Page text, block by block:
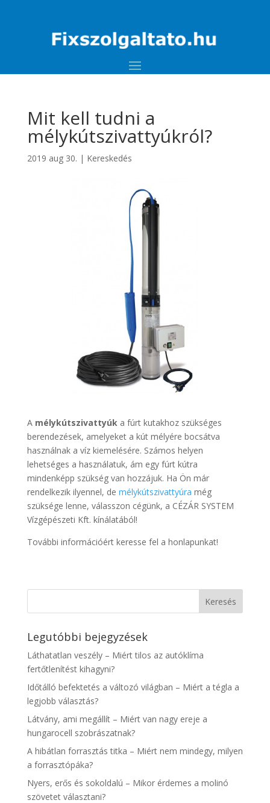
Mit kell tudni a
mélykútszivattyúkról?
2019 aug 30. | Kereskedés
A mélykútszivattyúk a fúrt kutakhoz szükséges
berendezések, amelyeket a kút mélyére bocsátva
használnak a víz kiemelésére. Számos helyen
lehetséges a használatuk, ám egy fúrt kútra
mindenképp szükség van hozzájuk. Ha Ön már
rendelkezik ilyennel, de mélykútszivattyúra még
szüksége lenne, válasszon cégünk, a CÉZÁR SYSTEM
Vízgépészeti Kft. kínálatából!
További információért keresse fel a honlapunkat!
Legutóbbi bejegyzések
Láthatatlan veszély – Miért tilos az autóklíma
fertőtlenítést kihagyni?
Időtálló befektetés a változó világban – Miért a tégla a
legjobb választás?
Látvány, ami megállít – Miért van nagy ereje a
hungarocell szobrászatnak?
A hibátlan forrasztás titka – Miért nem mindegy, milyen
a forrasztópáka?
Nyers, erős és sokoldalú – Mikor érdemes a molinó
szövetet választani?